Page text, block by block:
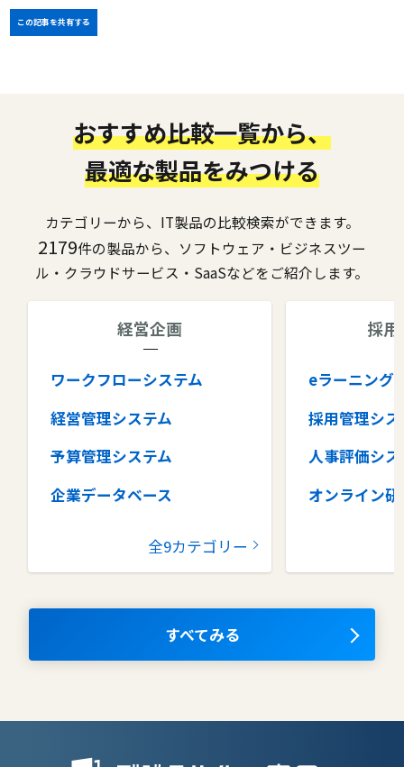
この記事を共有する
おすすめ比較一覧から、
最適な製品をみつける
カテゴリーから、IT製品の比較検索ができます。
2179件の製品から、ソフトウェア・ビジネスツー
ル・クラウドサービス・SaaSなどをご紹介します。
経営企画
ワークフローシステム
経営管理システム
予算管理システム
企業データベース
グループウェア
コラボレーションツール
ナレッジマネジメントツール
全9カテゴリー
採
eラーニング
採用管理シス
人事評価シス
オンライン研
タレントマ
OKRツール
すべてみる